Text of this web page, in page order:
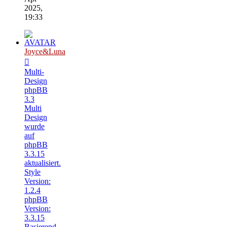
2025,
19:33
Joyce&Luna
Multi-
Design
phpBB
3.3
Multi
Design
wurde
auf
phpBB
3.3.15
aktualisiert.
Style
Version:
1.2.4
phpBB
Version:
3.3.15